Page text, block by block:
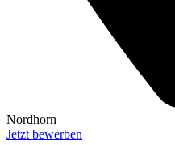
Nordhorn
Jetzt bewerben